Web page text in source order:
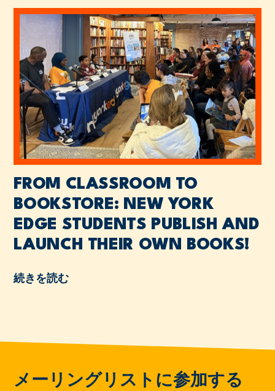
FROM CLASSROOM TO
BOOKSTORE: NEW YORK
EDGE STUDENTS PUBLISH AND
LAUNCH THEIR OWN BOOKS!
続きを読む
メーリングリストに参加する